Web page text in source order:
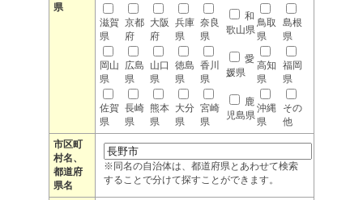
県
滋賀
県
京都
府
大阪
府
兵庫
県
奈良
県
和
歌山県
鳥取
県
島根
県
岡山
県
広島
県
山口
県
徳島
県
香川
県
愛
媛県
高知
県
福岡
県
佐賀
県
長崎
県
熊本
県
大分
県
宮崎
県
鹿
児島県
沖縄
県
その
他
市区町
村名、
都道府
県名
※同名の自治体は、都道府県とあわせて検索
することで分けて探すことができます。